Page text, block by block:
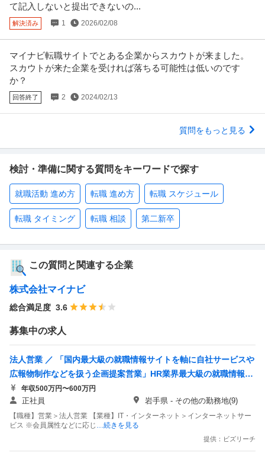
て記入しないと提出できないの...
解決済み 1 2026/02/08
マイナビ転職サイトでとある企業からスカウトが来ました。
スカウトが来た企業を受ければ落ちる可能性は低いのです
か？
回答終了 2 2024/02/13
質問をもっと見る
検討・準備に関する質問をキーワードで探す
就職活動 進め方 転職 進め方 転職 スケジュール
転職 タイミング 転職 相談 第二新卒
この質問と関連する企業
株式会社マイナビ
総合満足度 3.6
募集中の求人
法人営業 ／ 「国内最大級の就職情報サイトを軸に自社サービスや
広報物制作などを扱う企画提案営業」HR業界最大級の就職情報サ
イトを運営する広告企画営業職
年収500万円〜600万円
正社員 岩手県 - その他の勤務地(9)
【職種】営業＞法人営業 【業種】IT・インターネット＞インターネットサー
ビス ※会員属性などに応じ …続きを見る
提供：ビズリーチ